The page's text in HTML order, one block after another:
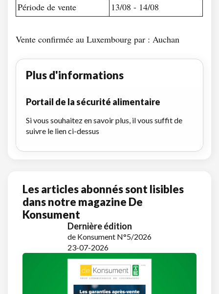
Période de vente 13/08 - 14/08
Vente confirmée au Luxembourg par : Auchan
Plus d'informations
Portail de la sécurité alimentaire
Si vous souhaitez en savoir plus, il vous suffit de
suivre le lien ci-dessus
Les articles abonnés sont lisibles
dans notre magazine De
Konsument
Dernière édition
de Konsument N°5/2026
23-07-2026